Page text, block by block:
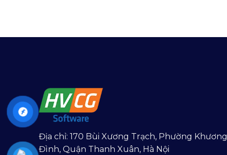
Địa chỉ: 170 Bùi Xương Trạch, Phường Khương
Đình, Quận Thanh Xuân, Hà Nội